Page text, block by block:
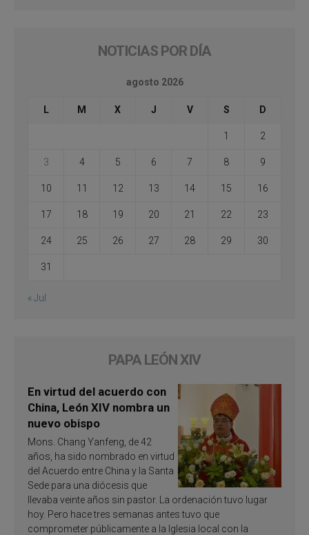
NOTICIAS POR DÍA
agosto 2026
L M X J V S D
1 2
3 4 5 6 7 8 9
10 11 12 13 14 15 16
17 18 19 20 21 22 23
24 25 26 27 28 29 30
31
« Jul
PAPA LEÓN XIV
En virtud del acuerdo con
China, León XIV nombra un
nuevo obispo
Mons. Chang Yanfeng, de 42
años, ha sido nombrado en virtud
del Acuerdo entre China y la Santa
Sede para una diócesis que
llevaba veinte años sin pastor. La ordenación tuvo lugar
hoy. Pero hace tres semanas antes tuvo que
comprometer públicamente a la Iglesia local con la